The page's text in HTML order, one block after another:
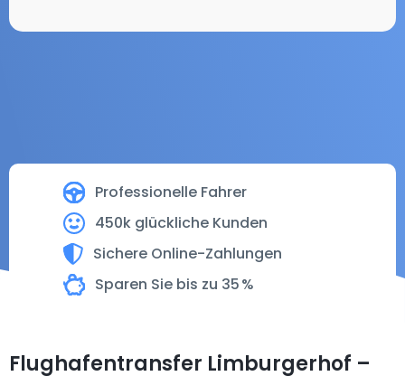
Professionelle Fahrer
450k glückliche Kunden
Sichere Online-Zahlungen
Sparen Sie bis zu 35 %
Flughafentransfer Limburgerhof –